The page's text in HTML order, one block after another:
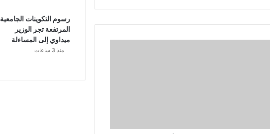
رسوم التكوينات الجامعية
المرتفعة تجر الوزير
ميداوي إلى المساءلة
منذ 3 ساعات